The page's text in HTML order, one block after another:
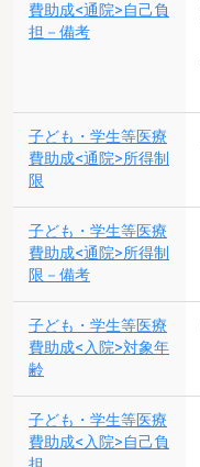
費助成<通院>自己負
担－備考
子ども・学生等医療
費助成<通院>所得制
限
子ども・学生等医療
費助成<通院>所得制
限－備考
子ども・学生等医療
費助成<入院>対象年
齢
子ども・学生等医療
費助成<入院>自己負